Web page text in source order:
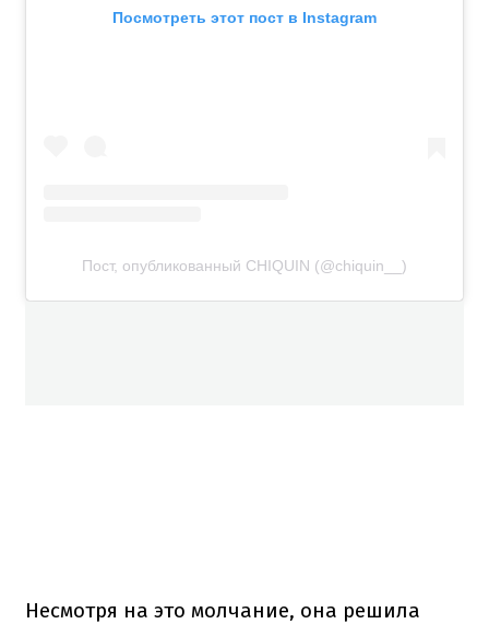
Посмотреть этот пост в Instagram
Пост, опубликованный CHIQUIN (@chiquin__)
Несмотря на это молчание, она решила